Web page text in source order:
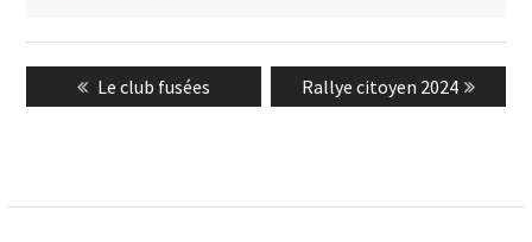
Navigation
Previous
post:
Le club fusées
Next
post:
Rallye citoyen 2024